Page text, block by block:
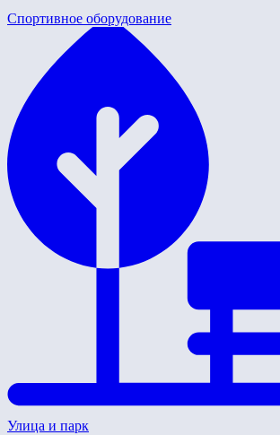
Спортивное оборудование
Улица и парк